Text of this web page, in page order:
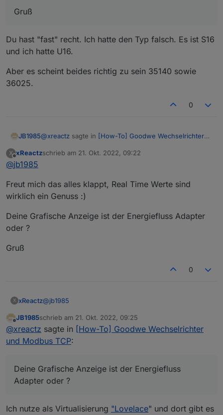
Gruß
Du hast "fast" recht. Ich hatte den Typ falsch. Es ist S16
und ich hatte U16.
Aber es scheint beides richtig zu sein 35140 sowie
36025.
0
JB1985@xreactz sagte in [How-To] Goodwe Wechselrichter
Denke du hattest bei 35140 den Multiplikator
falsch gesetzt oder ?
Du hast "fast" recht. Ich hatte den Typ falsch. Es ist S16
und ich hatte U16.
Aber es scheint beides richtig zu sein 35140 sowie
X
Offline
xReactzschrieb am 21. Okt. 2022, 09:22
zuletzt editiert von
@jb1985
Freut mich das alles klappt, Real Time Werte sind
wirklich ein Genuss :)
Deine Grafische Anzeige ist der Energiefluss Adapter
oder ?
Gruß
0
X xReactz@jb1985
Freut mich das alles klappt, Real Time Werte sind
wirklich ein Genuss :)
Deine Grafische Anzeige ist der Energiefluss Adapter
Offline
JB1985schrieb am 21. Okt. 2022, 09:25
zuletzt editiert von
@xreactz sagte in [How-To] Goodwe Wechselrichter
und Modbus TCP:
Deine Grafische Anzeige ist der Energiefluss
Adapter oder ?
Ich nutze als Virtualisierung "Lovelace" und dort gibt es